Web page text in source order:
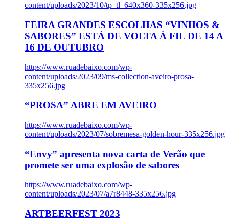
content/uploads/2023/10/tp_tl_640x360-335x256.jpg
FEIRA GRANDES ESCOLHAS “VINHOS &
SABORES” ESTÁ DE VOLTA À FIL DE 14 A
16 DE OUTUBRO
https://www.ruadebaixo.com/wp-
content/uploads/2023/09/ms-collection-aveiro-prosa-
335x256.jpg
“PROSA” ABRE EM AVEIRO
https://www.ruadebaixo.com/wp-
content/uploads/2023/07/sobremesa-golden-hour-335x256.jpg
“Envy” apresenta nova carta de Verão que
promete ser uma explosão de sabores
https://www.ruadebaixo.com/wp-
content/uploads/2023/07/a7r8448-335x256.jpg
ARTBEERFEST 2023